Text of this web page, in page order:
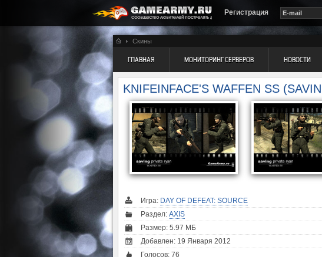
Регистрация
Скины
ГЛАВНАЯ МОНИТОРИНГ СЕРВЕРОВ НОВОСТИ
KNIFEINFACE'S WAFFEN SS
Игра: DAY OF DEFEAT: SOURCE
Раздел: AXIS
Размер: 5.97 МБ
Добавлен: 19 Января 2012
Голосов: 76